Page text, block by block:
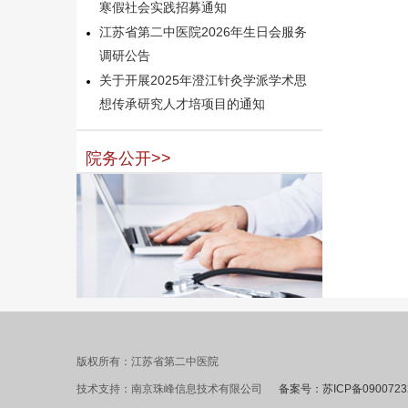
寒假社会实践招募通知
江苏省第二中医院2026年生日会服务
调研公告
关于开展2025年澄江针灸学派学术思
想传承研究人才培项目的通知
院务公开>>
版权所有：江苏省第二中医院
技术支持：南京珠峰信息技术有限公司 备案号：苏ICP备